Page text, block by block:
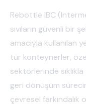
Rebottle IBC
sıvıların güvenli bir
amacıyla kullanılan
tür konteynerler,
sektörlerinde
geri dönüşüm
çevresel farkındalık